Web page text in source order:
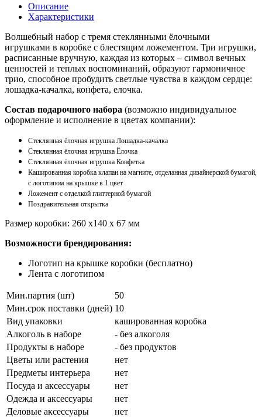
Описание
Характеристики
Волшебный набор с тремя стеклянными ёлочными
игрушками в коробке с блестящим ложементом. Три игрушки,
расписанные вручную, каждая из которых – символ вечных
ценностей и теплых воспоминаний, образуют гармоничное
трио, способное пробудить светлые чувства в каждом сердце:
лошадка-качалка, конфета, елочка.
Состав подарочного набора (возможно индивидуальное
оформление и исполнение в цветах компании):
Стеклянная ёлочная игрушка Лошадка-качалка
Стеклянная ёлочная игрушка Ёлочка
Стеклянная ёлочная игрушка Конфетка
Кашированная коробка клапан на магните, отделанная дизайнерской бумагой,
с логотипом на крышке в 1 цвет
Ложемент с отделкой глиттерной бумагой
Поздравительная открытка
Размер коробки: 260 х140 х 67 мм
Возможности брендирования:
Логотип на крышке коробки (бесплатно)
Лента с логотипом
Мин.партия (шт)
50
Мин.срок поставки (дней) 10
Вид упаковки
кашированная коробка
Алкоголь в наборе
- без алкоголя
Продукты в наборе
- без продуктов
Цветы или растения
нет
Предметы интерьера
нет
Посуда и аксессуары
нет
Одежда и аксессуары
нет
Деловые аксессуары
нет